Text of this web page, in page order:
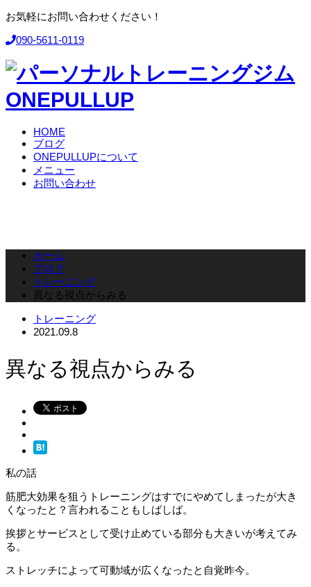
お気軽にお問い合わせください！
090-5611-0119
HOME
ブログ
ONEPULLUPについて
メニュー
お問い合わせ
ホーム
ブログ
トレーニング
異なる視点からみる
トレーニング
2021.09.8
異なる視点からみる
私の話
筋肥大効果を狙うトレーニングはすでにやめてしまったが大き
くなったと？言われることもしばしば。
挨拶とサービスとして受け止めている部分も大きいが考えてみ
る。
ストレッチによって可動域が広くなったと自覚昨今。